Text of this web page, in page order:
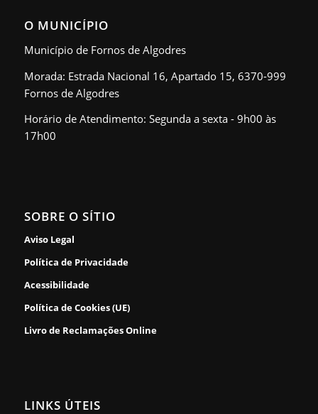
O MUNICÍPIO
Município de Fornos de Algodres
Morada: Estrada Nacional 16, Apartado 15, 6370-999
Fornos de Algodres
Horário de Atendimento: Segunda a sexta - 9h00 às
17h00
SOBRE O SÍTIO
Aviso Legal
Política de Privacidade
Acessibilidade
Política de Cookies (UE)
Livro de Reclamações Online
LINKS ÚTEIS